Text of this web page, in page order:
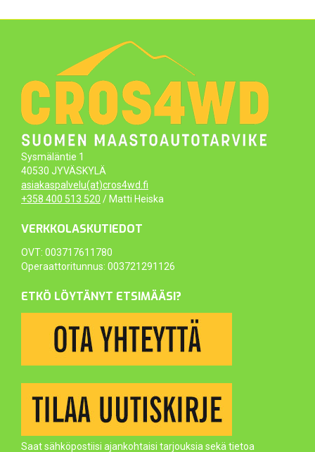
Sysmäläntie 1
40530 JYVÄSKYLÄ
asiakaspalvelu(at)cros4wd.fi
+358 400 513 520 / Matti Heiska
VERKKOLASKUTIEDOT
OVT: 003717611780
Operaattoritunnus: 003721291126
ETKÖ LÖYTÄNYT ETSIMÄÄSI?
Saat sähköpostiisi ajankohtaisi tarjouksia sekä tietoa